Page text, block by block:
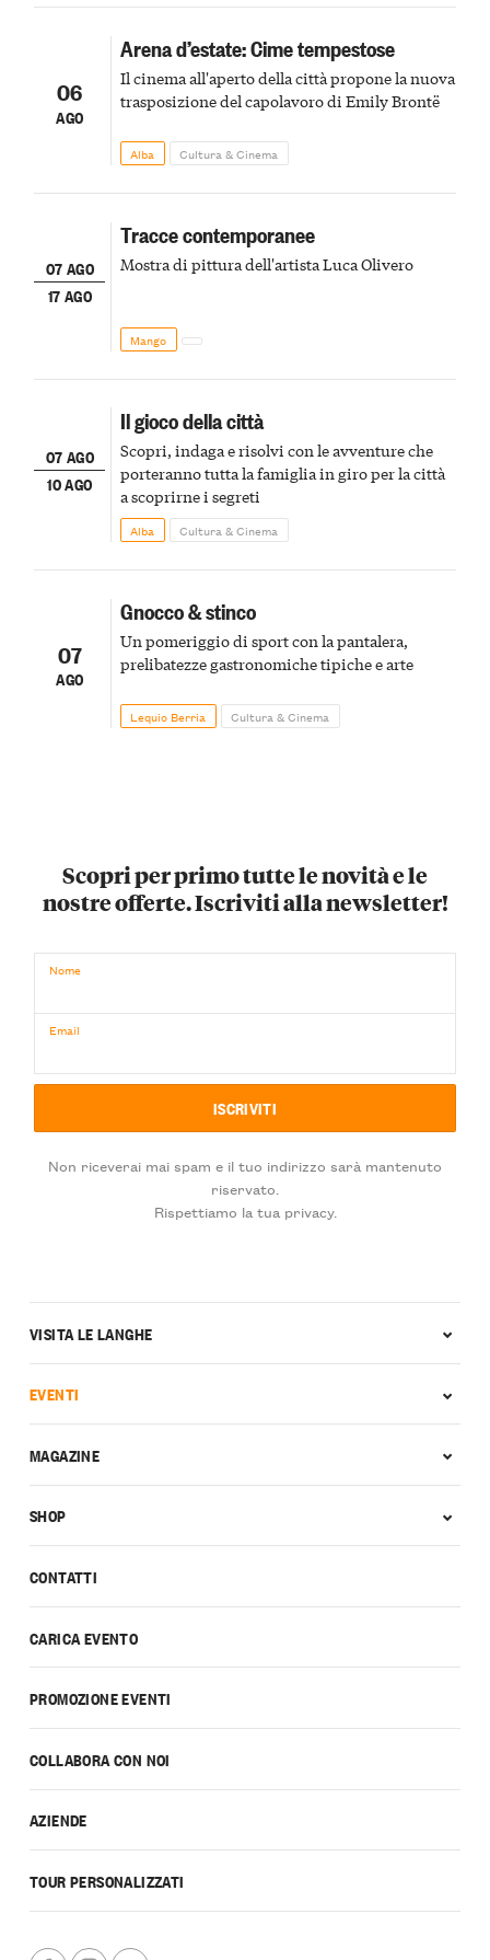
06
AGO
Arena d’estate: Cime tempestose
Il cinema all'aperto della città propone la nuova
trasposizione del capolavoro di Emily Brontë
Alba Cultura & Cinema
07 AGO
17 AGO
Tracce contemporanee
Mostra di pittura dell'artista Luca Olivero
Mango
07 AGO
10 AGO
Il gioco della città
Scopri, indaga e risolvi con le avventure che
porteranno tutta la famiglia in giro per la città
a scoprirne i segreti
Alba Cultura & Cinema
07
AGO
Gnocco & stinco
Un pomeriggio di sport con la pantalera,
prelibatezze gastronomiche tipiche e arte
Lequio Berria Cultura & Cinema
Scopri per primo tutte le novità e le
nostre offerte. Iscriviti alla newsletter!
Nome
Email
Non riceverai mai spam e il tuo indirizzo sarà mantenuto
riservato.
Rispettiamo la tua privacy.
CONTATTI
CARICA EVENTO
PROMOZIONE EVENTI
COLLABORA CON NOI
AZIENDE
TOUR PERSONALIZZATI
VISITA LE LANGHE
EVENTI
MAGAZINE
SHOP